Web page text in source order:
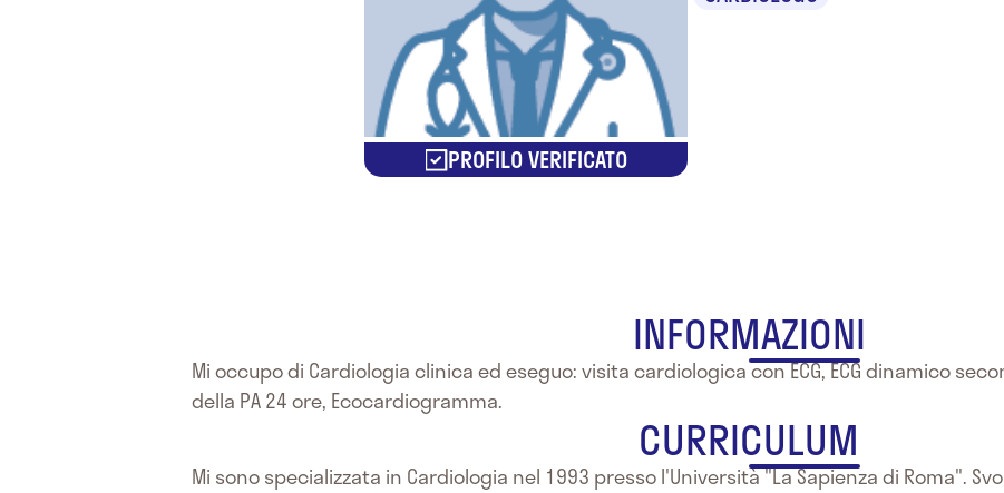
PROFILO VERIFICATO
INFORMAZIONI
Mi occupo di Cardiologia clinica ed eseguo: visita cardiologica con ECG, ECG dinamico
della PA 24 ore, Ecocardiogramma.
CURRICULUM
Mi sono specializzata in Cardiologia nel 1993 presso l'Università "La Sapienza di Roma".